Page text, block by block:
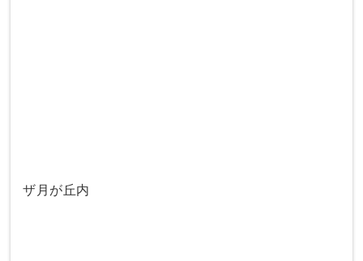
ザ月が丘内